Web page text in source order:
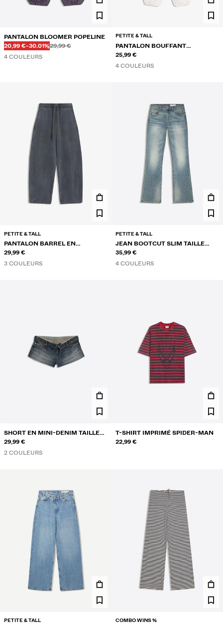
PANTALON BLOOMER POPELINE
PRIX AVEC REMISE
20,99 €RÉDUCTION DE
-30.01%Avant
29,99 €
Avant
4 COULEURS
PETITE & TALL
PANTALON BOUFFANT
RUSTIQUE
25,99 €
4 COULEURS
PETITE & TALL
PANTALON BARREL EN
MOLLETON À STOPPERS
29,99 €
3 COULEURS
PETITE & TALL
JEAN BOOTCUT SLIM TAILLE
BASSE
35,99 €
4 COULEURS
SHORT EN MINI-DENIM TAILLE
REPLIÉE
29,99 €
2 COULEURS
T-SHIRT IMPRIMÉ SPIDER-MAN
22,99 €
PETITE & TALL COMBO WINS %